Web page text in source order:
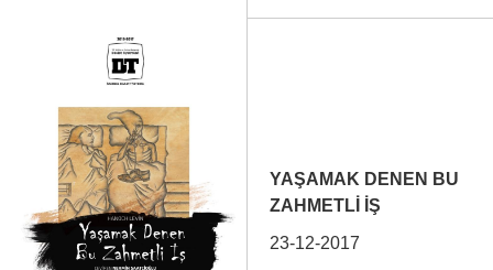
YAŞAMAK DENEN BU
ZAHMETLİ İŞ
23-12-2017